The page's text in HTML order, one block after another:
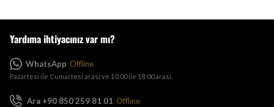
Yardıma ihtiyacınız var mı?
WhatsApp Offline
Pazartesi ile Cumartesi arası ve 10:00 ile 18:00 arası.
Ara +90 850 259 81 01 Offline